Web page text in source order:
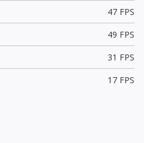
47 FPS
49 FPS
31 FPS
17 FPS